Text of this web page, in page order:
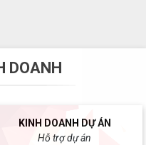
DOANH
KINH DOANH DỰ ÁN
Hỗ trợ dự án